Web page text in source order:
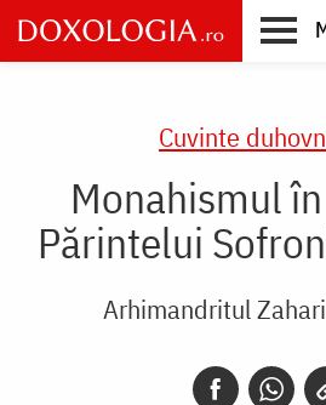
Skip
to
main
Cuvinte
Monahismul
Părintelui
Arhimandritul